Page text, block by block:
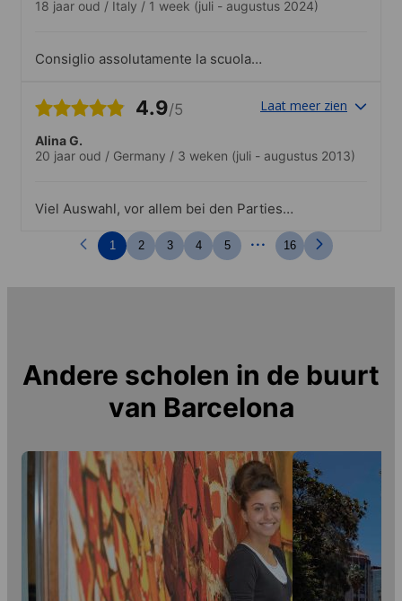
18 jaar oud / Italy / 1 week (juli - augustus 2024)
Consiglio assolutamente la scuola
suoi aspetti: grammaticali, lessicali e
30 ore settimanali (6 ore al giorno) e mi
trovavo in un corso C1. Ho sentito un
ascolto); ad oggi mi sento ancora più
sicura di me quando parlo la lingua, sia
con stranieri che con altri spagnoli. I
professori sono molto accoglienti con gli
4.9/5 Laat meer zien
Alina G.
20 jaar oud / Germany / 3 weken (juli - augustus 2013)
Viel Auswahl, vor allem bei den Parties
1 2 3 4 5 ... 16
Andere scholen in de buurt
van Barcelona